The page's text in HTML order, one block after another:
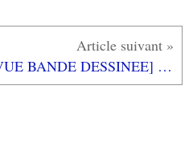
[REVUE BANDE DESSINEE] MORTEL IMPREVU de Dominique MONFERY aux éditions RUE DE SEVRES